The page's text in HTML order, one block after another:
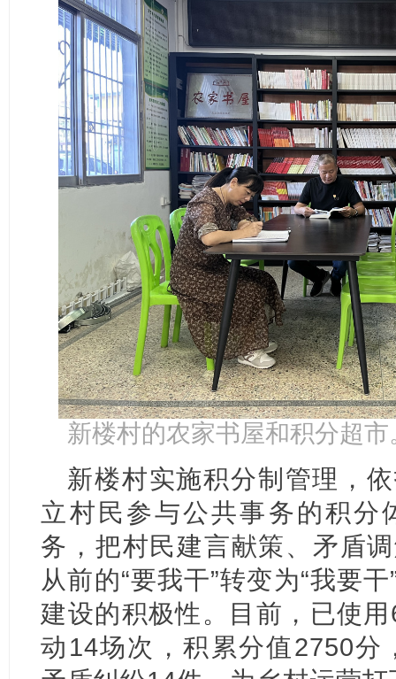
新楼村的农家书屋和积分超市
新楼村实施积分制管理，
立村民参与公共事务的积分
务，把村民建言献策、矛盾
从前的“要我干”转变为“我要
建设的积极性。目前，已使
动14场次，积累分值2750分